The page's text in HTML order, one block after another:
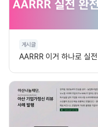
게시글
AARRR 이거 하나로 실